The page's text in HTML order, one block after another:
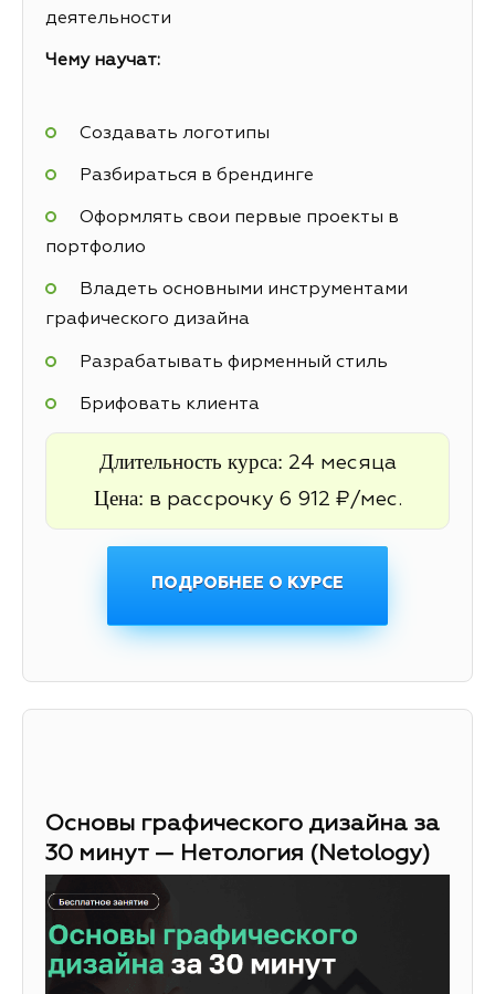
деятельности
Чему научат:
Создавать логотипы
Разбираться в брендинге
Оформлять свои первые проекты в
портфолио
Владеть основными инструментами
графического дизайна
Разрабатывать фирменный стиль
Брифовать клиента
Длительность курса: 24 месяца
Цена: в рассрочку 6 912 ₽/мес.
ПОДРОБНЕЕ О КУРСЕ
Основы графического дизайна за
30 минут — Нетология (Netology)